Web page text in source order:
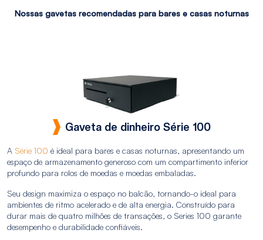
Nossas gavetas recomendadas para bares e casas noturnas
Gaveta de dinheiro Série 100
A Série 100 é ideal para bares e casas noturnas, apresentando um
espaço de armazenamento generoso com um compartimento inferior
profundo para rolos de moedas e moedas embaladas.
Seu design maximiza o espaço no balcão, tornando-o ideal para
ambientes de ritmo acelerado e de alta energia. Construído para
durar mais de quatro milhões de transações, o Series 100 garante
desempenho e durabilidade confiáveis.